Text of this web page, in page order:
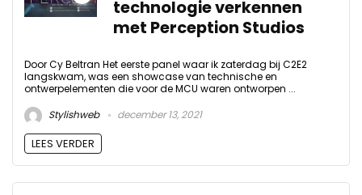
technologie verkennen
met Perception Studios
Door Cy Beltran Het eerste panel waar ik zaterdag bij C2E2
langskwam, was een showcase van technische en
ontwerpelementen die voor de MCU waren ontworpen ...
Stylishweb
december 13, 2021
LEES VERDER